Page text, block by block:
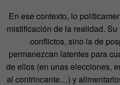
En ese contexto, lo
mistificación de la realidad.
conflictos, sino la de
permanezcan latentes para
de ellos (en unas elecciones,
al contrincante…) y